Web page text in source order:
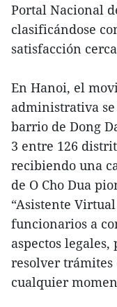
Portal Nacional
clasificándose
satisfacción
En Hanoi, el
administrativa
barrio de Dong
3 entre 126
recibiendo una
de O Cho Dua
“Asistente
funcionarios a
aspectos
resolver trámites
cualquier